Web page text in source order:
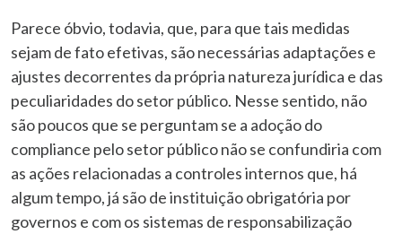
Parece óbvio, todavia, que, para que tais medidas
sejam de fato efetivas, são necessárias adaptações e
ajustes decorrentes da própria natureza jurídica e das
peculiaridades do setor público. Nesse sentido, não
são poucos que se perguntam se a adoção do
compliance pelo setor público não se confundiria com
as ações relacionadas a controles internos que, há
algum tempo, já são de instituição obrigatória por
governos e com os sistemas de responsabilização